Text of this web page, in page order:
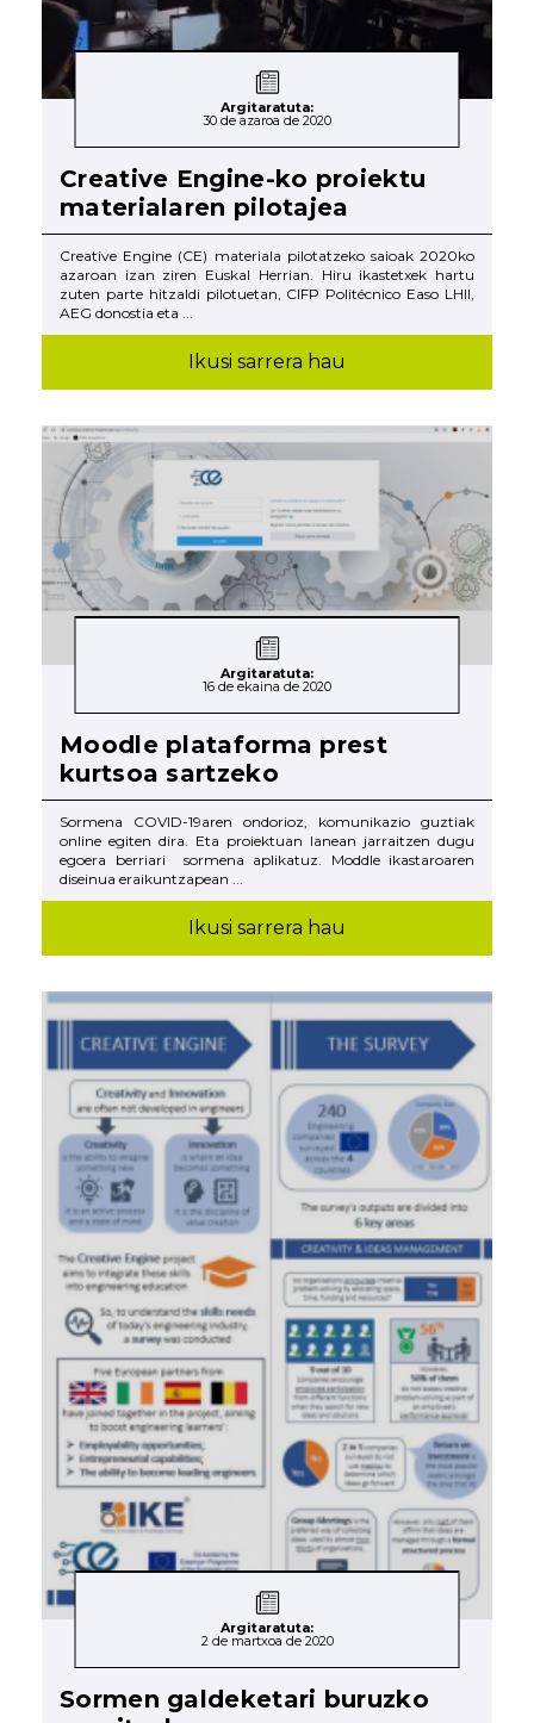
Argitaratuta:
30 de azaroa de 2020
Creative Engine-ko proiektu
materialaren pilotajea
Creative Engine (CE) materiala pilotatzeko saioak 2020ko
azaroan izan ziren Euskal Herrian. Hiru ikastetxek hartu
zuten parte hitzaldi pilotuetan, CIFP Politécnico Easo LHII,
AEG donostia eta ...
Ikusi sarrera hau
Argitaratuta:
16 de ekaina de 2020
Moodle plataforma prest
kurtsoa sartzeko
Sormena COVID-19aren ondorioz, komunikazio guztiak
online egiten dira. Eta proiektuan lanean jarraitzen dugu
egoera berriari sormena aplikatuz. Moddle ikastaroaren
diseinua eraikuntzapean ...
Ikusi sarrera hau
Argitaratuta:
2 de martxoa de 2020
Sormen galdeketari buruzko